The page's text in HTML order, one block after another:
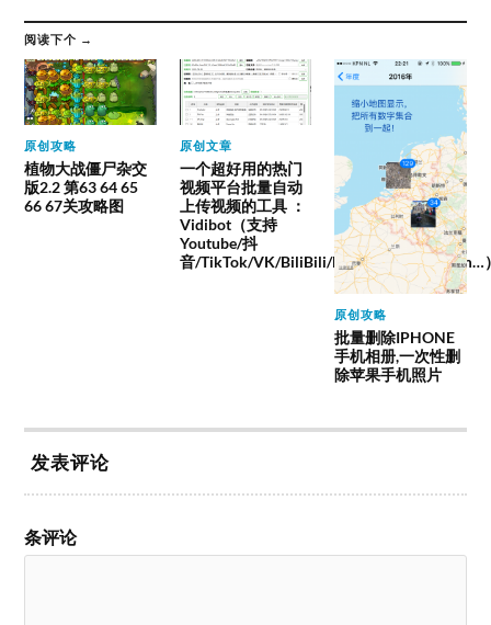
阅读下个 →
原创攻略
植物大战僵尸杂交
版2.2 第63 64 65
66 67关攻略图
原创文章
一个超好用的热门
视频平台批量自动
上传视频的工具 ：
Vidibot（支持
Youtube/抖
音/TikTok/VK/BiliBili/Facebook/instagram…
原创攻略
批量删除IPHONE
手机相册,一次性删
除苹果手机照片
发表评论
条评论